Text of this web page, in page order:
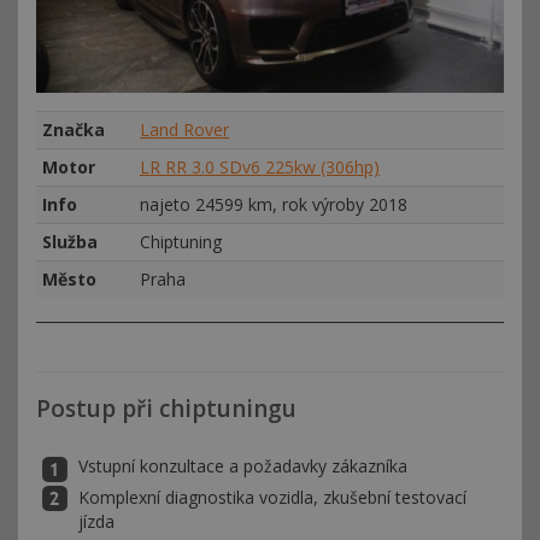
Značka
Land Rover
Motor
LR RR 3.0 SDv6 225kw (306hp)
Info
najeto 24599 km, rok výroby 2018
Služba
Chiptuning
Město
Praha
Postup při chiptuningu
Vstupní konzultace a požadavky zákazníka
Komplexní diagnostika vozidla, zkušební testovací
jízda